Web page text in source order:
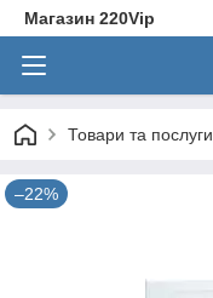
Магазин 220Vip
Товари та послуги
–22%